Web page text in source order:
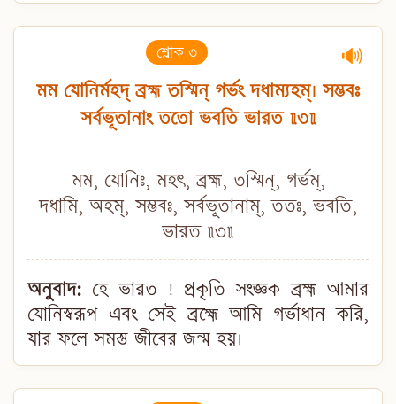
শ্লোক ৩ 🔊
মম যোনির্মহদ্ ব্রহ্ম তস্মিন্ গর্ভং দধাম্যহম্। সম্ভবঃ
সর্বভূতানাং ততো ভবতি ভারত ॥৩॥
মম, যোনিঃ, মহৎ, ব্রহ্ম, তস্মিন্, গর্ভম্,
দধামি, অহম্, সম্ভবঃ, সর্বভূতানাম্, ততঃ, ভবতি,
ভারত ॥৩॥
অনুবাদ: হে ভারত ! প্রকৃতি সংজ্ঞক ব্রহ্ম আমার
যোনিস্বরূপ এবং সেই ব্রহ্মে আমি গর্ভাধান করি,
যার ফলে সমস্ত জীবের জন্ম হয়।